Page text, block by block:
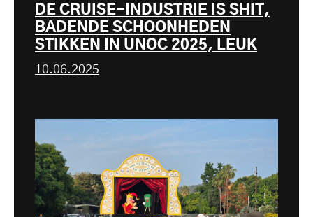
DE CRUISE-INDUSTRIE IS SHIT,
BADENDE SCHOONHEDEN
STIKKEN IN UNOC 2025, LEUK
10.06.2025